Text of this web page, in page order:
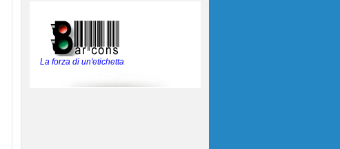
La forza di un'etichetta